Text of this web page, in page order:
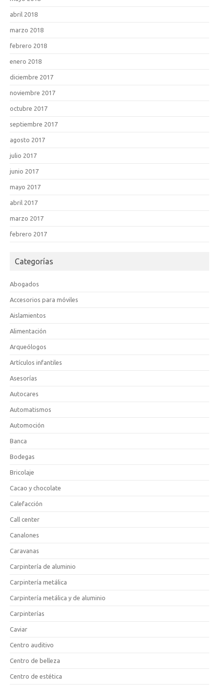
abril 2018
marzo 2018
febrero 2018
enero 2018
diciembre 2017
noviembre 2017
octubre 2017
septiembre 2017
agosto 2017
julio 2017
junio 2017
mayo 2017
abril 2017
marzo 2017
febrero 2017
Categorías
Abogados
Accesorios para móviles
Aislamientos
Alimentación
Arqueólogos
Artículos infantiles
Asesorías
Autocares
Automatismos
Automoción
Banca
Bodegas
Bricolaje
Cacao y chocolate
Calefacción
Call center
Canalones
Caravanas
Carpintería de aluminio
Carpintería metálica
Carpintería metálica y de aluminio
Carpinterías
Caviar
Centro auditivo
Centro de belleza
Centro de estética